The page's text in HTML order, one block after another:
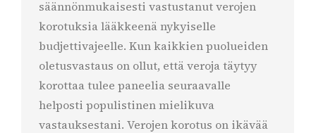
säännönmukaisesti vastustanut verojen
korotuksia lääkkeenä nykyiselle
budjettivajeelle. Kun kaikkien puolueiden
oletusvastaus on ollut, että veroja täytyy
korottaa tulee paneelia seuraavalle
helposti populistinen mielikuva
vastauksestani. Verojen korotus on ikävää